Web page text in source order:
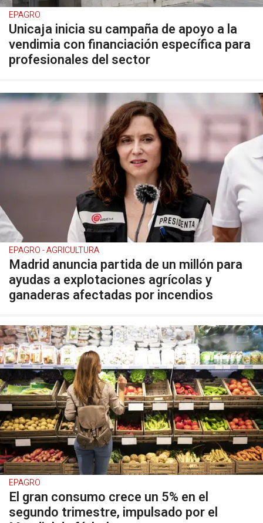
EPAGRO
Unicaja inicia su campaña de apoyo a la
vendimia con financiación específica para
profesionales del sector
EPAGRO - AGRICULTURA
Madrid anuncia partida de un millón para
ayudas a explotaciones agrícolas y
ganaderas afectadas por incendios
EPAGRO
El gran consumo crece un 5% en el
segundo trimestre, impulsado por el